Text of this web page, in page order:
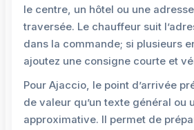
le centre, un hôtel ou une
traversée. Le chauffeur suit
dans la commande; si plusieurs
ajoutez une consigne courte et
Pour Ajaccio, le point d’arrivée
de valeur qu’un texte général ou
approximative. Il permet de